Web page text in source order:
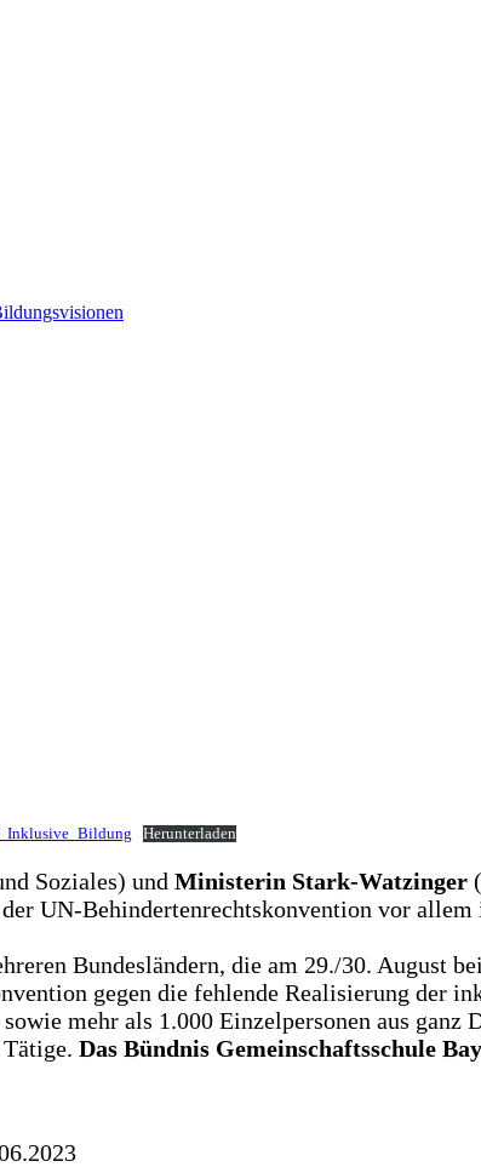
Herunterladen
Soziales) und Ministerin Stark-Watzinger
UN-Behindertenrechtskonvention vor
Bundesländern, die am 29./30. August
gegen die fehlende Realisierung der
mehr als 1.000 Einzelpersonen aus ganz
Das Bündnis Gemeinschaftsschule